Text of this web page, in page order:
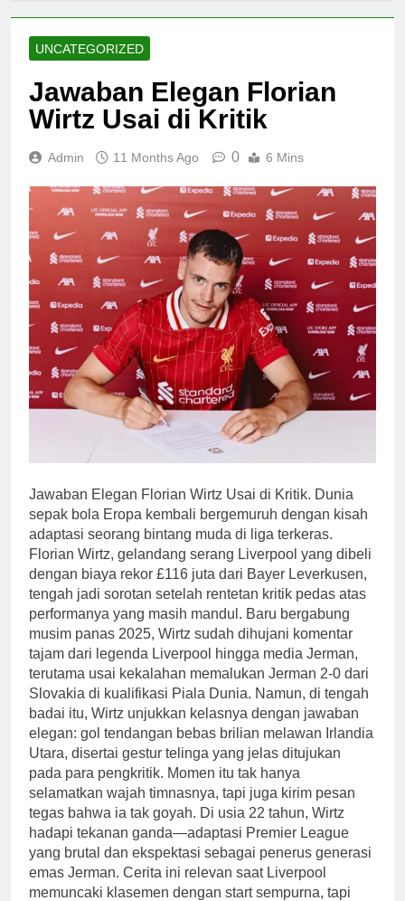
UNCATEGORIZED
Jawaban Elegan Florian
Wirtz Usai di Kritik
Admin 11 Months Ago 0 6 Mins
Jawaban Elegan Florian Wirtz Usai di Kritik. Dunia
sepak bola Eropa kembali bergemuruh dengan kisah
adaptasi seorang bintang muda di liga terkeras.
Florian Wirtz, gelandang serang Liverpool yang dibeli
dengan biaya rekor £116 juta dari Bayer Leverkusen,
tengah jadi sorotan setelah rentetan kritik pedas atas
performanya yang masih mandul. Baru bergabung
musim panas 2025, Wirtz sudah dihujani komentar
tajam dari legenda Liverpool hingga media Jerman,
terutama usai kekalahan memalukan Jerman 2-0 dari
Slovakia di kualifikasi Piala Dunia. Namun, di tengah
badai itu, Wirtz unjukkan kelasnya dengan jawaban
elegan: gol tendangan bebas brilian melawan Irlandia
Utara, disertai gestur telinga yang jelas ditujukan
pada para pengkritik. Momen itu tak hanya
selamatkan wajah timnasnya, tapi juga kirim pesan
tegas bahwa ia tak goyah. Di usia 22 tahun, Wirtz
hadapi tekanan ganda—adaptasi Premier League
yang brutal dan ekspektasi sebagai penerus generasi
emas Jerman. Cerita ini relevan saat Liverpool
memuncaki klasemen dengan start sempurna, tapi